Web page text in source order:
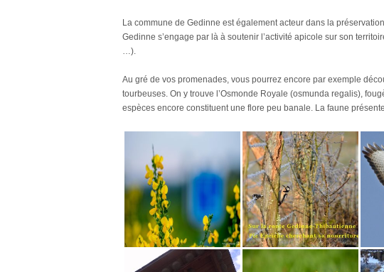
La commune de Gedinne est également acteur dans la
Gedinne s’engage par là à soutenir l’activité apicole sur son
…).
Au gré de vos promenades, vous pourrez encore par exemple
tourbeuses. On y trouve l’Osmonde Royale (osmunda regalis),
espèces encore constituent une flore peu banale. La faune